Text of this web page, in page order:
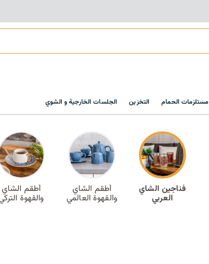
مستلزمات الحمام التخزين الجلسات الخارجية و الشوي
فناجين الشاي
العربي
أطقم الشاي
والقهوة العالمي
أطقم الشاي
والقهوة